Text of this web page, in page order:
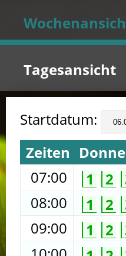
Tagesansicht
Startdatum:
Zeiten
07:00
1 2
08:00
1 2
09:00
1 2